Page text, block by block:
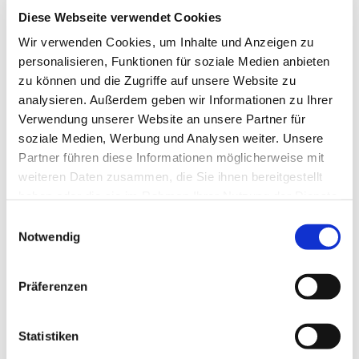
Diese Webseite verwendet Cookies
Wir verwenden Cookies, um Inhalte und Anzeigen zu
personalisieren, Funktionen für soziale Medien anbieten
zu können und die Zugriffe auf unsere Website zu
analysieren. Außerdem geben wir Informationen zu Ihrer
Verwendung unserer Website an unsere Partner für
soziale Medien, Werbung und Analysen weiter. Unsere
Partner führen diese Informationen möglicherweise mit
weiteren Daten zusammen, die Sie ihnen bereitgestellt
Notwendig
Präferenzen
Statistiken
Monika Kraus
Kirchort: Ginseldorf
Beruf: Techn. Angestellte